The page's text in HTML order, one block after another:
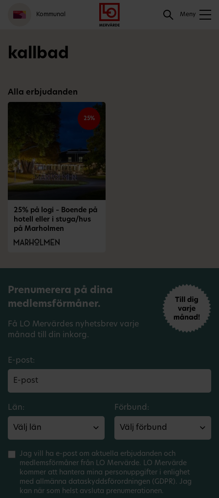
Gå
till
meny
Logga
in
Hoppa
till
innehåll
Kommunal Meny
Sök
kallbad
Alla erbjudanden
25%
25% på logi – Boende på
hotell eller i stuga/hus
på Marholmen
Prenumerera på dina
medlemsförmåner.
Få LO Mervärdes nyhetsbrev varje
månad till din inkorg.
E-post:
Län: Förbund:
Jag vill ha e-post om aktuella erbjudanden och
medlemsförmåner från LO Mervärde. LO Mervärde
kommer att hantera mina personuppgifter i enlighet
med allmänna dataskyddsförordningen (GDPR). Jag
kan när som helst avsluta prenumerationen.